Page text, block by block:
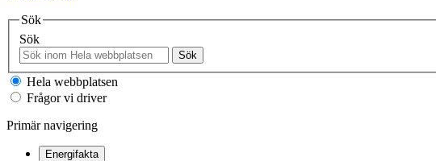
Sök
Sök
Sök
Hela webbplatsen
Frågor vi driver
Primär navigering
Energifakta